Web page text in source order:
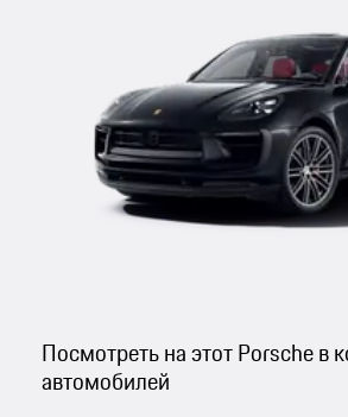
Посмотреть на этот Porsche в
автомобилей